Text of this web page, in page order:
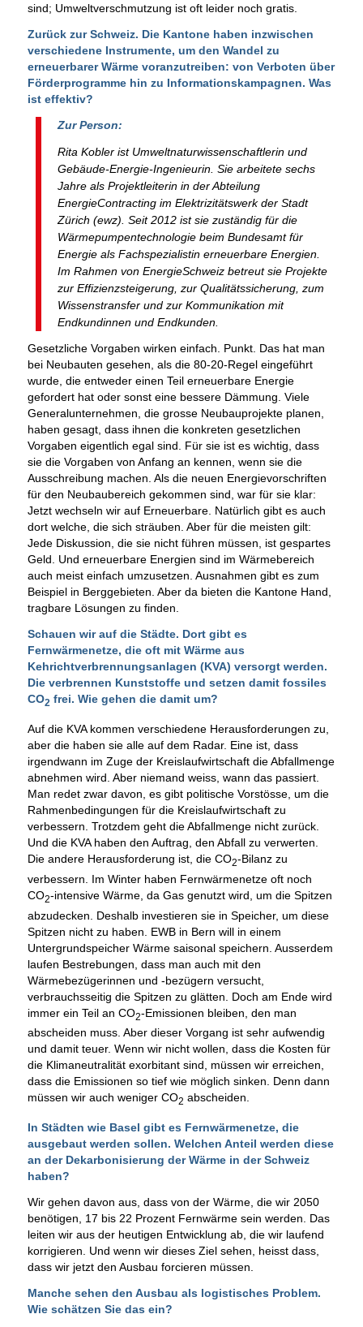
sind; Umweltverschmutzung ist oft leider noch gratis.
Zurück zur Schweiz. Die Kantone haben inzwischen
verschiedene Instrumente, um den Wandel zu
erneuerbarer Wärme voranzutreiben: von Verboten über
Förderprogramme hin zu Informationskampagnen. Was
ist effektiv?
Zur Person:
Rita Kobler ist Umweltnaturwissenschaftlerin und
Gebäude-Energie-Ingenieurin. Sie arbeitete sechs
Jahre als Projektleiterin in der Abteilung
EnergieContracting im Elektrizitätswerk der Stadt
Zürich (ewz). Seit 2012 ist sie zuständig für die
Wärmepumpentechnologie beim Bundesamt für
Energie als Fachspezialistin erneuerbare Energien.
Im Rahmen von EnergieSchweiz betreut sie Projekte
zur Effizienzsteigerung, zur Qualitätssicherung, zum
Wissenstransfer und zur Kommunikation mit
Endkundinnen und Endkunden.
Gesetzliche Vorgaben wirken einfach. Punkt. Das hat man
bei Neubauten gesehen, als die 80-20-Regel eingeführt
wurde, die entweder einen Teil erneuerbare Energie
gefordert hat oder sonst eine bessere Dämmung. Viele
Generalunternehmen, die grosse Neubauprojekte planen,
haben gesagt, dass ihnen die konkreten gesetzlichen
Vorgaben eigentlich egal sind. Für sie ist es wichtig, dass
sie die Vorgaben von Anfang an kennen, wenn sie die
Ausschreibung machen. Als die neuen Energievorschriften
für den Neubaubereich gekommen sind, war für sie klar:
Jetzt wechseln wir auf Erneuerbare. Natürlich gibt es auch
dort welche, die sich sträuben. Aber für die meisten gilt:
Jede Diskussion, die sie nicht führen müssen, ist gespartes
Geld. Und erneuerbare Energien sind im Wärmebereich
auch meist einfach umzusetzen. Ausnahmen gibt es zum
Beispiel in Berggebieten. Aber da bieten die Kantone Hand,
tragbare Lösungen zu finden.
Schauen wir auf die Städte. Dort gibt es
Fernwärmenetze, die oft mit Wärme aus
Kehrichtverbrennungsanlagen (KVA) versorgt werden.
Die verbrennen Kunststoffe und setzen damit fossiles
CO2 frei. Wie gehen die damit um?
Auf die KVA kommen verschiedene Herausforderungen zu,
aber die haben sie alle auf dem Radar. Eine ist, dass
irgendwann im Zuge der Kreislaufwirtschaft die Abfallmenge
abnehmen wird. Aber niemand weiss, wann das passiert.
Man redet zwar davon, es gibt politische Vorstösse, um die
Rahmenbedingungen für die Kreislaufwirtschaft zu
verbessern. Trotzdem geht die Abfallmenge nicht zurück.
Und die KVA haben den Auftrag, den Abfall zu verwerten.
Die andere Herausforderung ist, die CO2-Bilanz zu
verbessern. Im Winter haben Fernwärmenetze oft noch
CO2-intensive Wärme, da Gas genutzt wird, um die Spitzen
abzudecken. Deshalb investieren sie in Speicher, um diese
Spitzen nicht zu haben. EWB in Bern will in einem
Untergrundspeicher Wärme saisonal speichern. Ausserdem
laufen Bestrebungen, dass man auch mit den
Wärmebezügerinnen und -bezügern versucht,
verbrauchsseitig die Spitzen zu glätten. Doch am Ende wird
immer ein Teil an CO2-Emissionen bleiben, den man
abscheiden muss. Aber dieser Vorgang ist sehr aufwendig
und damit teuer. Wenn wir nicht wollen, dass die Kosten für
die Klimaneutralität exorbitant sind, müssen wir erreichen,
dass die Emissionen so tief wie möglich sinken. Denn dann
müssen wir auch weniger CO2 abscheiden.
In Städten wie Basel gibt es Fernwärmenetze, die
ausgebaut werden sollen. Welchen Anteil werden diese
an der Dekarbonisierung der Wärme in der Schweiz
haben?
Wir gehen davon aus, dass von der Wärme, die wir 2050
benötigen, 17 bis 22 Prozent Fernwärme sein werden. Das
leiten wir aus der heutigen Entwicklung ab, die wir laufend
korrigieren. Und wenn wir dieses Ziel sehen, heisst dass,
dass wir jetzt den Ausbau forcieren müssen.
Manche sehen den Ausbau als logistisches Problem.
Wie schätzen Sie das ein?